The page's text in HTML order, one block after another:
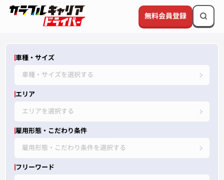
無料会員登録
車種・サイズ
車種・サイズを選択する
エリア
エリアを選択する
雇用形態・こだわり条件
雇用形態・こだわり条件を選択する
フリーワード